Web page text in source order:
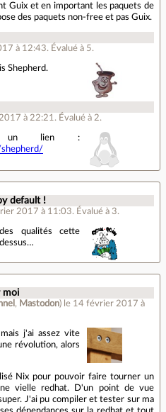
Guix et en important les paquets de
des paquets non-free et pas Guix.
à 12:43. Évalué à 5.
Shepherd.
à 22:21 . Évalué à 2.
un lien :
default !
2017 à 11:03. Évalué à 3.
qualités cette
moi
, Mastodon) le 14 février 2017 à
j'ai assez vite
révolution, alors
Nix pour pouvoir faire tourner un
vielle redhat. D'un point de vue
J'ai pu compiler et tester sur ma